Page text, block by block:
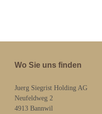
Wo Sie uns finden
Juerg Siegrist Holding AG
Neufeldweg 2
4913 Bannwil